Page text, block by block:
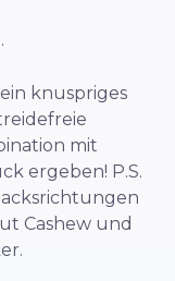
knuspriges
mit
ergeben! P.S.
Cashew und